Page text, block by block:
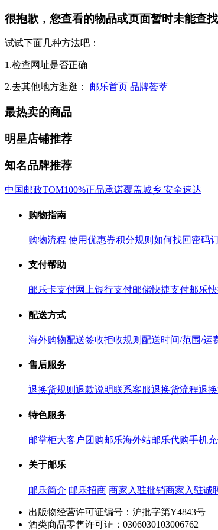
很抱歉，您查看的物品或页面暂时未能查找
试试下面几种方法吧：
1.检查网址是否正确
2.去其他地方逛逛： 邮乐首页 品牌荟萃
最热卖的商品
明星店铺推荐
知名品牌推荐
中国邮政TOM100%正品承诺覆盖城乡 安全速达
购物指南
购物流程 使用优惠券积分规则 如何找回密码
支付帮助
邮乐卡支付网上银行支付邮储快捷支付邮乐
配送方式
海外购物配送签收拒收规则 配送时间/范围/运
售后服务
退换货规则 退款说明联系客服退换货流程退
特色服务
邮掌柜大客户团购邮乐海外站邮乐代购手机
关于邮乐
邮乐简介 邮乐招商 商家入驻批销商家入驻诚
出版物经营许可证编号：沪批字第Y4843号
酒类商品零售许可证：0306030103006762